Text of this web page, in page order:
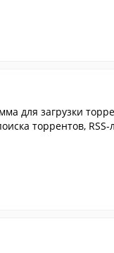
для загрузки
торрентов,